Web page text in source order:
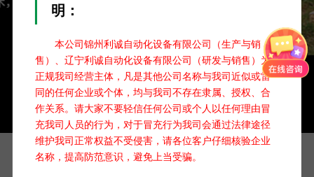
明：
本公司锦州利诚自动化设备有限公司（生产与销
售）、辽宁利诚自动化设备有限公司（研发与销售）为
正规我司经营主体，凡是其他公司名称与我司近似或雷
同的任何企业或个体，均与我司不存在隶属、授权、合
作关系。请大家不要轻信任何公司或个人以任何理由冒
充我司人员的行为，对于冒充行为我司会通过法律途径
维护我司正常权益不受侵害，请各位客户仔细核验企业
名称，提高防范意识，避免上当受骗。